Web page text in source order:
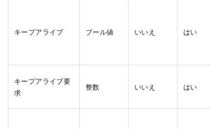
キープアライブ ブール値 いいえ はい
キープアライブ要
求
整数 いいえ はい